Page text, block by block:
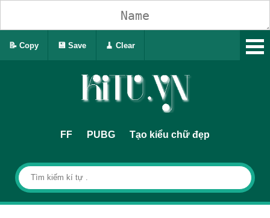
FF PUBG Tạo kiểu chữ đẹp
📝 Copy 💾 Save 🧹 Clear